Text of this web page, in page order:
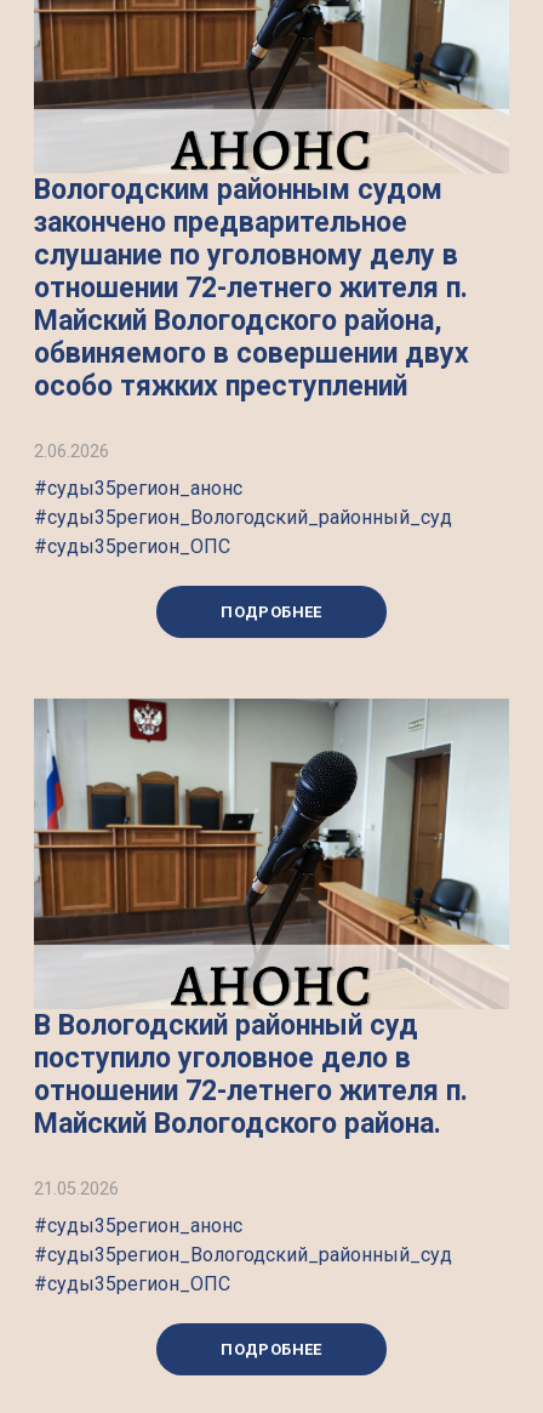
Вологодским районным судом
закончено предварительное
слушание по уголовному делу в
отношении 72-летнего жителя п.
Майский Вологодского района,
обвиняемого в совершении двух
особо тяжких преступлений
2.06.2026
#суды35регион_анонс
#суды35регион_Вологодский_районный_суд
#суды35регион_ОПС
ПОДРОБНЕЕ
В Вологодский районный суд
поступило уголовное дело в
отношении 72-летнего жителя п.
Майский Вологодского района.
21.05.2026
#суды35регион_анонс
#суды35регион_Вологодский_районный_суд
#суды35регион_ОПС
ПОДРОБНЕЕ